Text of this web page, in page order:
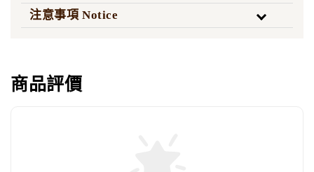
Laban - 325、ANTIQUE’II 客製刻字服務 請
注意事項 Notice
商品評價